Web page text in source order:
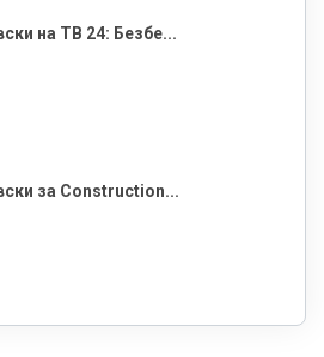
на ТВ 24: Безбе...
за Construction...